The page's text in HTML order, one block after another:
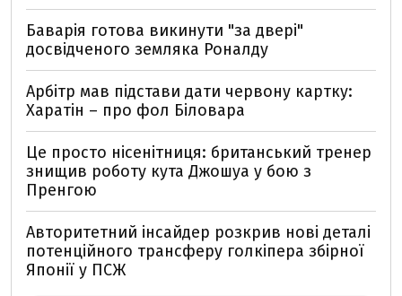
Баварія готова викинути "за двері"
досвідченого земляка Роналду
Арбітр мав підстави дати червону картку:
Харатін – про фол Біловара
Це просто нісенітниця: британський тренер
знищив роботу кута Джошуа у бою з
Пренгою
Авторитетний інсайдер розкрив нові деталі
потенційного трансферу голкіпера збірної
Японії у ПСЖ